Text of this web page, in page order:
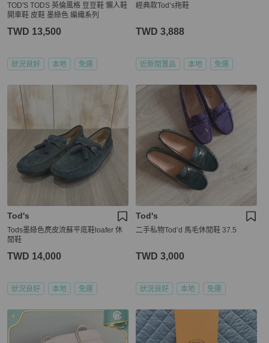
TOD'S TODS 英倫風格 豆豆鞋 懶人鞋
開車鞋 皮鞋 墨綠色 編織系列
TWD 13,500
狀況良好 本地 免運
經典款Tod’s拖鞋
TWD 3,888
近新閒置品 本地 免運
Tod's
Tods墨綠色麂皮流蘇平底鞋loafer 休
閒鞋
TWD 14,000
狀況良好 本地 免運
Tod's
二手私物Tod’d 馬毛休閒鞋 37.5
TWD 3,000
狀況良好 本地 免運